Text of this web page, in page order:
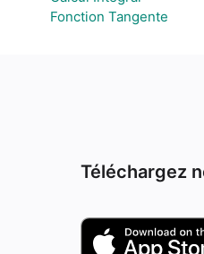
Fonction Tangente
Téléchargez